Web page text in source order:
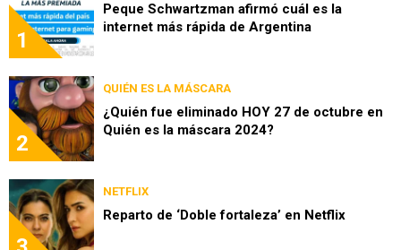
1
Peque Schwartzman afirmó cuál es la
internet más rápida de Argentina
2
QUIÉN ES LA MÁSCARA
¿Quién fue eliminado HOY 27 de octubre en
Quién es la máscara 2024?
NETFLIX
Reparto de ‘Doble fortaleza’ en Netflix